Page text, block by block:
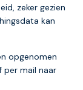
zeker gezien
kan
opgenomen
per mail naar